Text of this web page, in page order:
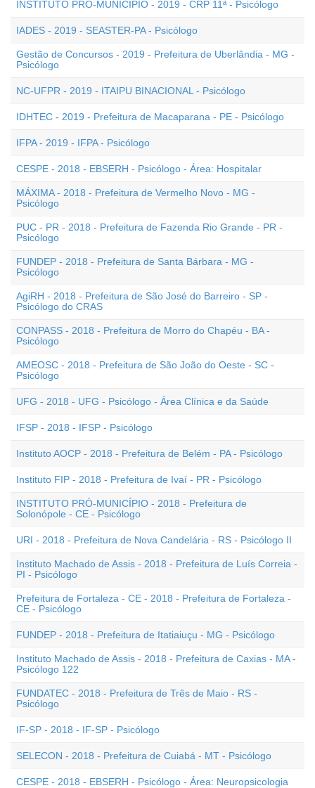
INSTITUTO PRÓ-MUNICÍPIO - 2019 - CRP 11ª - Psicólogo
IADES - 2019 - SEASTER-PA - Psicólogo
Gestão de Concursos - 2019 - Prefeitura de Uberlândia - MG -
Psicólogo
NC-UFPR - 2019 - ITAIPU BINACIONAL - Psicólogo
IDHTEC - 2019 - Prefeitura de Macaparana - PE - Psicólogo
IFPA - 2019 - IFPA - Psicólogo
CESPE - 2018 - EBSERH - Psicólogo - Área: Hospitalar
MÁXIMA - 2018 - Prefeitura de Vermelho Novo - MG -
Psicólogo
PUC - PR - 2018 - Prefeitura de Fazenda Rio Grande - PR -
Psicólogo
FUNDEP - 2018 - Prefeitura de Santa Bárbara - MG -
Psicólogo
AgiRH - 2018 - Prefeitura de São José do Barreiro - SP -
Psicólogo do CRAS
CONPASS - 2018 - Prefeitura de Morro do Chapéu - BA -
Psicólogo
AMEOSC - 2018 - Prefeitura de São João do Oeste - SC -
Psicólogo
UFG - 2018 - UFG - Psicólogo - Área Clínica e da Saúde
IFSP - 2018 - IFSP - Psicólogo
Instituto AOCP - 2018 - Prefeitura de Belém - PA - Psicólogo
Instituto FIP - 2018 - Prefeitura de Ivaí - PR - Psicólogo
INSTITUTO PRÓ-MUNICÍPIO - 2018 - Prefeitura de
Solonópole - CE - Psicólogo
URI - 2018 - Prefeitura de Nova Candelária - RS - Psicólogo II
Instituto Machado de Assis - 2018 - Prefeitura de Luís Correia -
PI - Psicólogo
Prefeitura de Fortaleza - CE - 2018 - Prefeitura de Fortaleza -
CE - Psicólogo
FUNDEP - 2018 - Prefeitura de Itatiaiuçu - MG - Psicólogo
Instituto Machado de Assis - 2018 - Prefeitura de Caxias - MA -
Psicólogo 122
FUNDATEC - 2018 - Prefeitura de Três de Maio - RS -
Psicólogo
IF-SP - 2018 - IF-SP - Psicólogo
SELECON - 2018 - Prefeitura de Cuiabá - MT - Psicólogo
CESPE - 2018 - EBSERH - Psicólogo - Área: Neuropsicologia